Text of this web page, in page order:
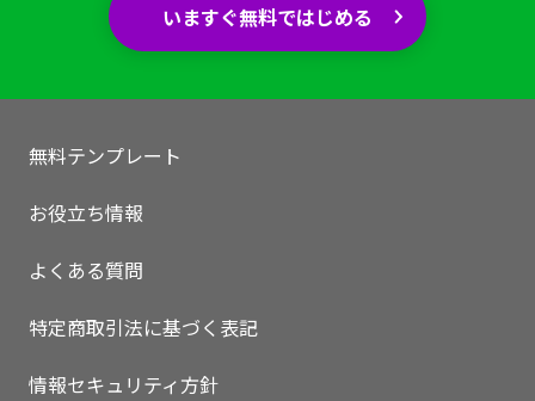
いますぐ無料ではじめる
無料テンプレート
お役立ち情報
よくある質問
特定商取引法に基づく表記
情報セキュリティ方針